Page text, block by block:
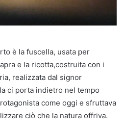
è la fuscella, usata per
e la ricotta,costruita con i
realizzata dal signor
ci porta indietro nel tempo
come oggi e sfruttava
ciò che la natura offriva.